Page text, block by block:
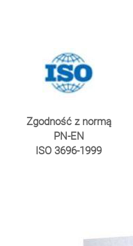
Zgodność z normą
PN-EN
ISO 3696-1999